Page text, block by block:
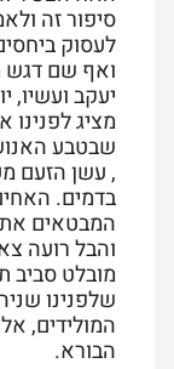
סיפור זה
לעסוק
ואף שם דגש
יעקב ועשיו,
מציג
שבטבע
, עשן הזעם
בדמים.
המבטאים את
והבל רועה
מובלט
שלפנינו
המולידים,
הבורא.